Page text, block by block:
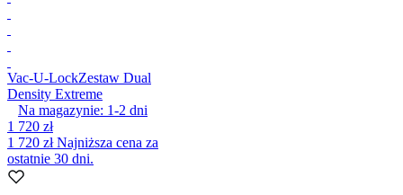
Vac-U-LockZestaw Dual
Density Extreme
Na magazynie: 1-2 dni
1 720 zł
1 720 złNajniższa cena za
ostatnie 30 dni.